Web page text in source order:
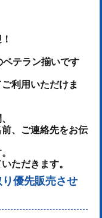
ベテラン揃いです
利用いただけま
、ご連絡先をお伝
ただきます。
優先販売させ